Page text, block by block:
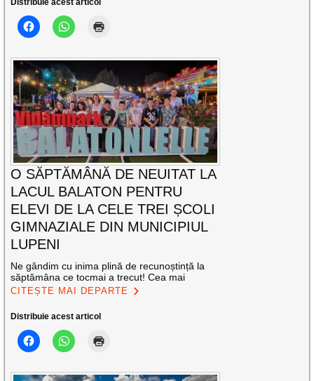
Distribuie acest articol
O SĂPTĂMÂNĂ DE NEUITAT LA
LACUL BALATON PENTRU
ELEVI DE LA CELE TREI ȘCOLI
GIMNAZIALE DIN MUNICIPIUL
LUPENI
Ne gândim cu inima plină de recunoștință la
săptămâna ce tocmai a trecut! Cea mai
CITEȘTE MAI DEPARTE
Distribuie acest articol